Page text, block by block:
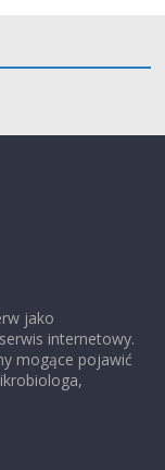
jako
internetowy.
mogące pojawić